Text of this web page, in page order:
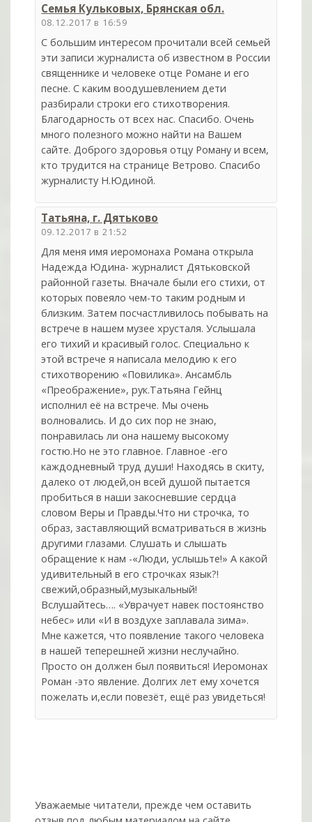
Семья Кульковых, Брянская обл.
08.12.2017 в 16:59
С большим интересом прочитали всей семьей
эти записи журналиста об известном в России
священнике и человеке отце Романе и его
песне. С каким воодушевлением дети
разбирали строки его стихотворения.
Благодарность от всех нас. Спасибо. Очень
много полезного можно найти на Вашем
сайте. Доброго здоровья отцу Роману и всем,
кто трудится на странице Ветрово. Спасибо
журналисту Н.Юдиной.
Татьяна, г. Дятьково
09.12.2017 в 21:52
Для меня имя иеромонаха Романа открыла
Надежда Юдина- журналист Дятьковской
районной газеты. Вначале были его стихи, от
которых повеяло чем-то таким родным и
близким. Затем посчастливилось побывать на
встрече в нашем музее хрусталя. Услышала
его тихий и красивый голос. Специально к
этой встрече я написала мелодию к его
стихотворению «Повилика». Ансамбль
«Преображение», рук.Татьяна Гейнц
исполнил её на встрече. Мы очень
волновались. И до сих пор не знаю,
понравилась ли она нашему высокому
гостю.Но не это главное. Главное -его
каждодневный труд души! Находясь в скиту,
далеко от людей,он всей душой пытается
пробиться в наши закосневшие сердца
словом Веры и Правды.Что ни строчка, то
образ, заставляющий всматриваться в жизнь
другими глазами. Слушать и слышать
обращение к нам -«Люди, услышьте!» А какой
удивительный в его строчках язык?!
свежий,образный,музыкальный!
Вслушайтесь…. «Уврачует навек постоянство
небес» или «И в воздухе заплавала зима».
Мне кажется, что появление такого человека
в нашей теперешней жизни неслучайно.
Просто он должен был появиться! Иеромонах
Роман -это явление. Долгих лет ему хочется
пожелать и,если повезёт, ещё раз увидеться!
Уважаемые читатели, прежде чем оставить